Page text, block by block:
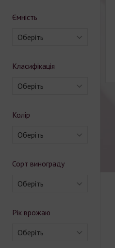
Ємність
Оберіть
Класифікація
Оберіть
Колір
Оберіть
Сорт винограду
Оберіть
Рік врожаю
Оберіть